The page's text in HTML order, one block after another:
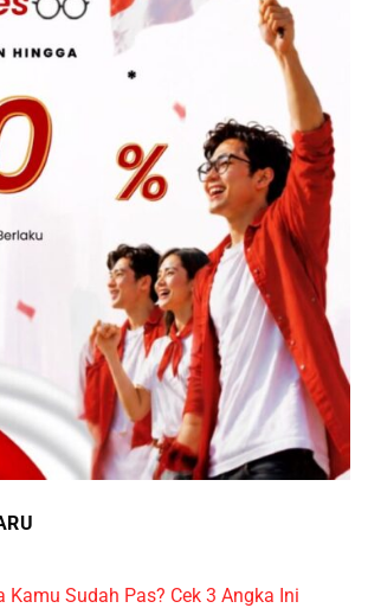
Kamu Sudah Pas? Cek 3 Angka Ini